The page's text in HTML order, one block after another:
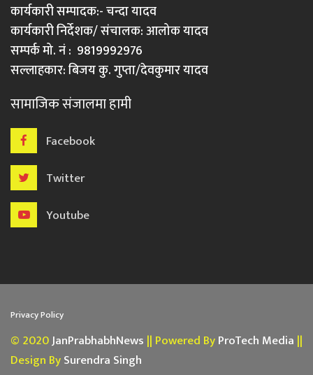
कार्यकारी सम्पादक:- चन्दा यादव
कार्यकारी निर्देशक/ संचालक: आलोक यादव
सम्पर्क मो. नं : 9819992976
सल्लाहकार: बिजय कु. गुप्ता/देवकुमार यादव
सामाजिक संजालमा हामी
Facebook
Twitter
Youtube
Privacy Policy
© 2020JanPrabhabhNews || Powered ByProTech Media ||
Design BySurendra Singh